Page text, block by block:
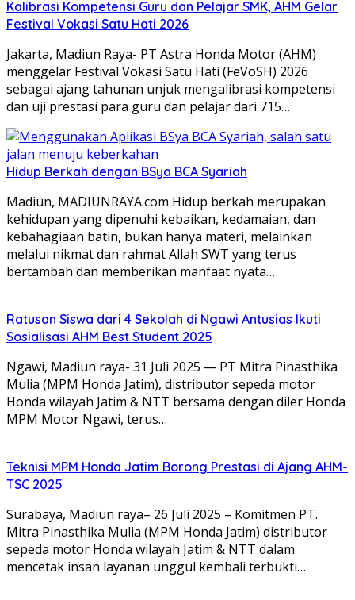
Kalibrasi Kompetensi Guru dan Pelajar SMK, AHM Gelar
Festival Vokasi Satu Hati 2026
Jakarta, Madiun Raya- PT Astra Honda Motor (AHM)
menggelar Festival Vokasi Satu Hati (FeVoSH) 2026
sebagai ajang tahunan unjuk mengalibrasi kompetensi
dan uji prestasi para guru dan pelajar dari 715…
Hidup Berkah dengan BSya BCA Syariah
Madiun, MADIUNRAYA.com Hidup berkah merupakan
kehidupan yang dipenuhi kebaikan, kedamaian, dan
kebahagiaan batin, bukan hanya materi, melainkan
melalui nikmat dan rahmat Allah SWT yang terus
bertambah dan memberikan manfaat nyata…
Ratusan Siswa dari 4 Sekolah di Ngawi Antusias Ikuti
Sosialisasi AHM Best Student 2025
Ngawi, Madiun raya- 31 Juli 2025 — PT Mitra Pinasthika
Mulia (MPM Honda Jatim), distributor sepeda motor
Honda wilayah Jatim & NTT bersama dengan diler Honda
MPM Motor Ngawi, terus…
Teknisi MPM Honda Jatim Borong Prestasi di Ajang AHM-
TSC 2025
Surabaya, Madiun raya– 26 Juli 2025 – Komitmen PT.
Mitra Pinasthika Mulia (MPM Honda Jatim) distributor
sepeda motor Honda wilayah Jatim & NTT dalam
mencetak insan layanan unggul kembali terbukti…